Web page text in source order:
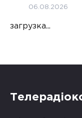
06.08.2026
загрузка...